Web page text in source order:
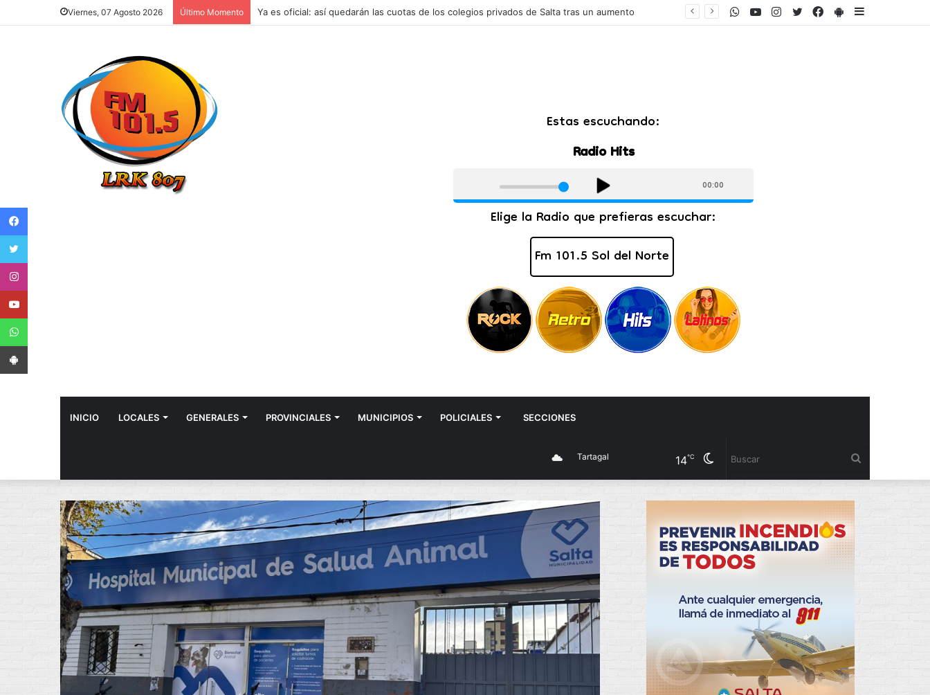
Viernes, 07 Agosto 2026 Último Momento Ya es oficial: así quedarán las cuotas de los colegios privados de Salta tras un aumento PlayStore
Facebook
Twitter
Instagram
Youtube
WhatsApp
INICIO LOCALES GENERALES PROVINCIALES MUNICIPIOS POLICIALES SECCIONES
Cambiar
modo
Tartagal 14℃